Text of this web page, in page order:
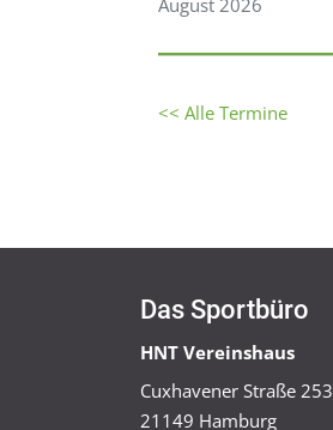
August 2026
<< Alle Termine
Das Sportbüro
HNT Vereinshaus
Cuxhavener Straße 253
21149 Hamburg